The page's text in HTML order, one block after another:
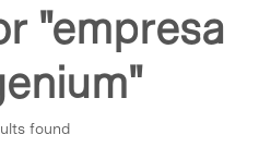
"empresa
found